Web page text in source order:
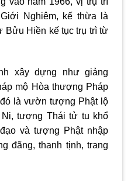
Nghiêm, kế thừa là
Bửu Hiền kế tục trụ trì từ
xây dựng như giảng
mộ Hòa thượng Pháp
là vườn tượng Phật lộ
tượng Thái tử tu khổ
và tượng Phật nhập
đãng, thanh tịnh, trang